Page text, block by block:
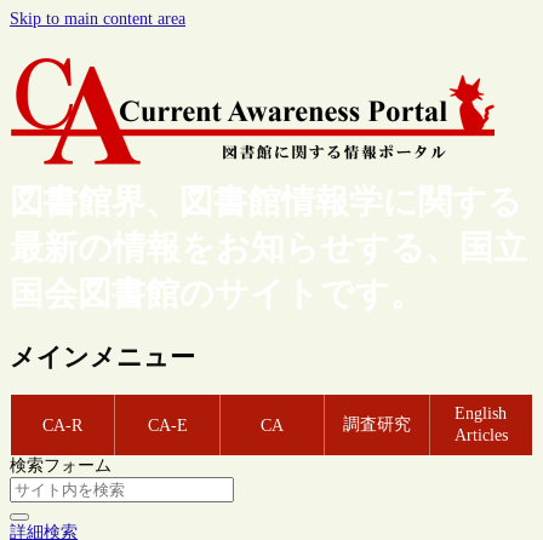
Skip to main content area
図書館界、図書館情報学に関する
最新の情報をお知らせする、国立
国会図書館のサイトです。
メインメニュー
CA-R CA-E CA 調査研究
English
Articles
検索フォーム
詳細検索